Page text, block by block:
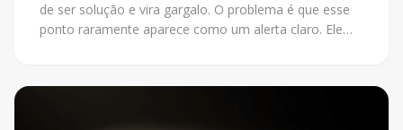
de ser solução e vira gargalo. O problema é que esse
ponto raramente aparece como um alerta claro. Ele